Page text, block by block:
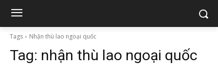
Tags Nhận thù lao ngoại quốc
Tag: nhận thù lao ngoại quốc